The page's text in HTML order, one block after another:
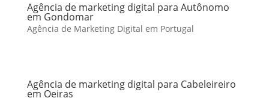
Agência de marketing digital para Autônomo
em Gondomar
Agência de Marketing Digital em Portugal
Agência de marketing digital para Cabeleireiro
em Oeiras